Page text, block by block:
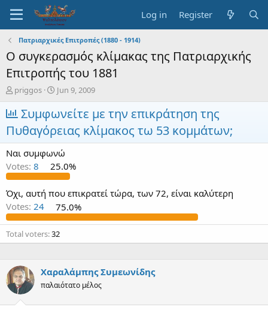
Log in Register
Πατριαρχικές Επιτροπές (1880 - 1914)
Ο συγκερασμός κλίμακας της Πατριαρχικής
Επιτροπής του 1881
T
h
r
e
a
d
s
t
a
t
e
r
priggos
S
t
a
r
t
d
a
t
e
Jun 9, 2009
Συμφωνείτε με την επικράτηση της
Πυθαγόρειας κλίμακος τω 53 κομμάτων;
Ναι συμφωνώ
Votes: 8 25.0%
Όχι, αυτή που επικρατεί τώρα, των 72, είναι καλύτερη
Votes: 24 75.0%
Total voters 32
Χαραλάμπης Συμεωνίδης
παλαιότατο μέλος